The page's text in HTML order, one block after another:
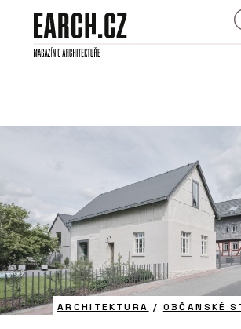
ARCHITEKTURA / OBČANSKÉ